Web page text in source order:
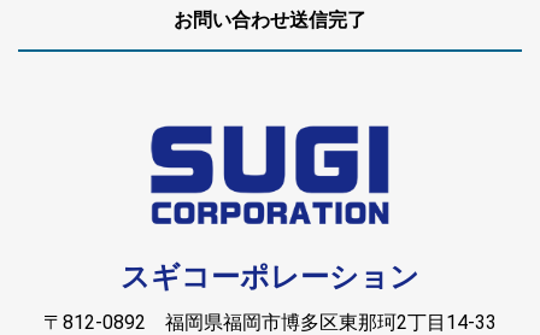
お問い合わせ送信完了
スギコーポレーション
〒812-0892 福岡県福岡市博多区東那珂2丁目14-33